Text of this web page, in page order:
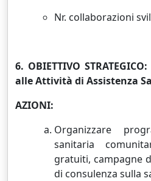
Nr. collaborazioni
6. OBIETTIVO
alle Attività di Assistenza
AZIONI:
Organizzare
sanitaria
gratuiti, campagne
di consulenza sulla